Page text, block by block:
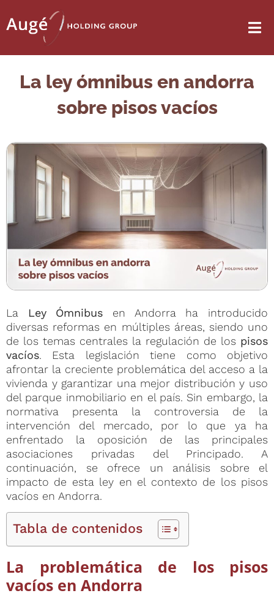
La ley ómnibus en andorra
sobre pisos vacíos
La Ley Ómnibus en Andorra ha introducido
diversas reformas en múltiples áreas, siendo uno
de los temas centrales la regulación de los pisos
vacíos. Esta legislación tiene como objetivo
afrontar la creciente problemática del acceso a la
vivienda y garantizar una mejor distribución y uso
del parque inmobiliario en el país. Sin embargo, la
normativa presenta la controversia de la
intervención del mercado, por lo que ya ha
enfrentado la oposición de las principales
asociaciones privadas del Principado. A
continuación, se ofrece un análisis sobre el
impacto de esta ley en el contexto de los pisos
vacíos en Andorra.
Tabla de contenidos
La problemática de los pisos
vacíos en Andorra